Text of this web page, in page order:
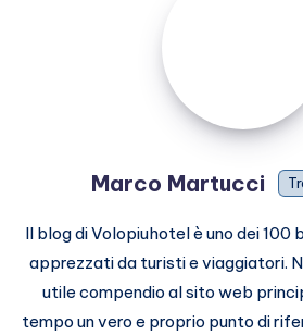
Marco Martucci
Il blog di Volopiuhotel è uno dei 100
apprezzati da turisti e viaggiatori.
utile compendio al sito web
tempo un vero e proprio punto di